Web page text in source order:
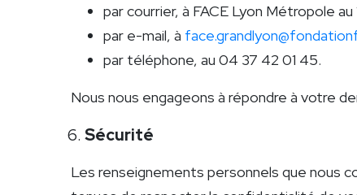
par courrier, à FACE Lyon Métropole
par e-mail, à
par téléphone, au 04 37 42 01 45.
Nous nous engageons à répondre à votre
Sécurité
Les renseignements personnels que nous